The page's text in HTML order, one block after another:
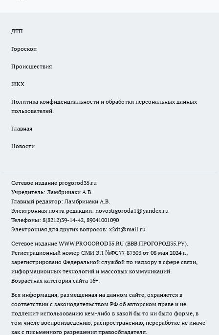
ДТП
Гороскоп
Происшествия
ЖКХ
Политика конфиденциальности и обработки персональных данных
пользователей.
Главная
Новости
Сетевое издание progorod35.ru
Учредитель: Ламбринаки А.В.
Главный редактор: Ламбринаки А.В.
Электронная почта редакции: novostigoroda1@yandex.ru
Телефоны: 8(8212)39-14-42, 89041001090
Электронная для других вопросов: x2dt@mail.ru
Сетевое издание WWW.PROGOROD35.RU (ВВВ.ПРОГОРОД35.РУ).
Регистрационный номер СМИ ЭЛ №ФС77-87303 от 08 мая 2024 г.,
зарегистрировано Федеральной службой по надзору в сфере связи,
информационных технологий и массовых коммуникаций.
Возрастная категория сайта 16+.
Вся информация, размещенная на данном сайте, охраняется в
соответствии с законодательством РФ об авторском праве и не
подлежит использованию кем-либо в какой бы то ни было форме, в
том числе воспроизведению, распространению, переработке не иначе
как с письменного разрешения правообладателя.